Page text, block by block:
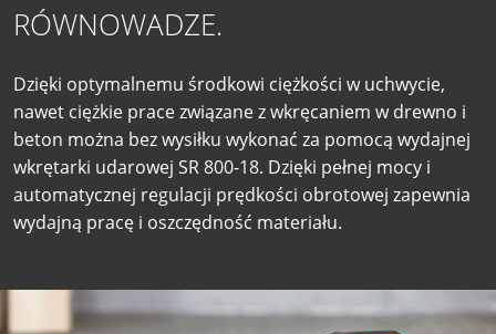
RÓWNOWADZE.
Dzięki optymalnemu środkowi ciężkości w uchwycie,
nawet ciężkie prace związane z wkręcaniem w drewno i
beton można bez wysiłku wykonać za pomocą wydajnej
wkrętarki udarowej SR 800-18. Dzięki pełnej mocy i
automatycznej regulacji prędkości obrotowej zapewnia
wydajną pracę i oszczędność materiału.